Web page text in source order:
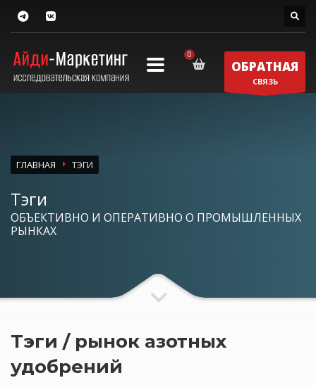
ОБРАТНАЯ
СВЯЗЬ
ГЛАВНАЯ ТЭГИ
Тэги
ОБЪЕКТИВНО И ОПЕРАТИВНО О ПРОМЫШЛЕННЫХ
РЫНКАХ
Тэги / рынок азотных
удобрений